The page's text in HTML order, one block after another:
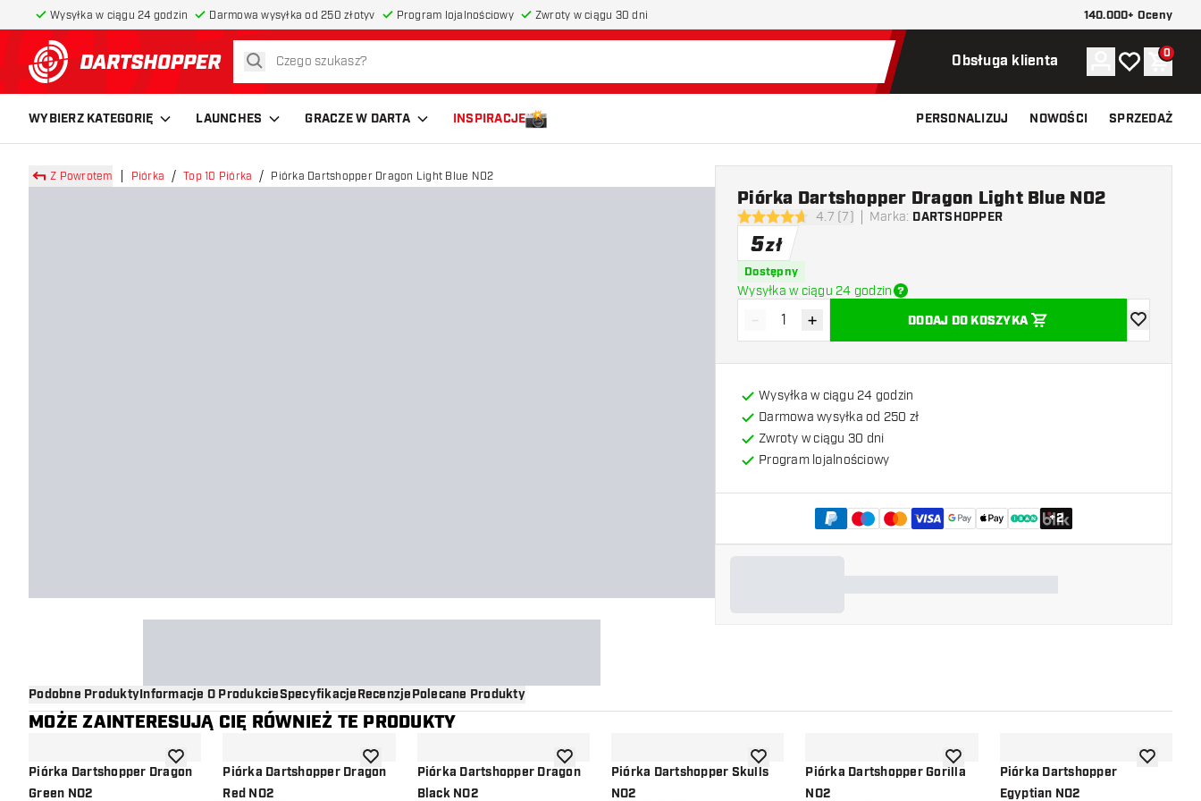
Wysyłka w ciągu 24 godzin Darmowa wysyłka od 250 złotyv Program lojalnościowy Zwroty w ciągu 30 dni 140.000+ Oceny
powrót do strony głównej
szukaj Obsługa klienta Konto
Moja listaKoszyk
0
WYBIERZ KATEGORIĘ LAUNCHES GRACZE W DARTA INSPIRACJE PERSONALIZUJ NOWOŚCI SPRZEDAŻ
Z Powrotem Piórka Top 10 Piórka Piórka Dartshopper Dragon Light Blue NO2
4.7 gwiazdki oceny
4.7 (7) Marka: DARTSHOPPER
Piórka Dartshopper Dragon Light Blue NO2
5zł
Dostępny
Wysyłka w ciągu 24 godzin
Zmniejsz ilość
- Zwiększ ilość
+ DODAJ DO KOSZYKA
dodaj do
Wysyłka w ciągu 24 godzin
Darmowa wysyłka od 250 zł
Zwroty w ciągu 30 dni
Program lojalnościowy
+2
Podobne ProduktyInformacje O ProdukcieSpecyfikacjeRecenzjePolecane Produkty
MOŻE ZAINTERESUJĄ CIĘ RÓWNIEŻ TE PRODUKTY
Piórka Dartshopper Dragon
Green NO2
dodaj do listy życzeńPiórka Dartshopper Dragon
Red NO2
dodaj do listy życzeńPiórka Dartshopper Dragon
Black NO2
dodaj do listy życzeńPiórka Dartshopper Skulls
NO2
dodaj do listy życzeńPiórka Dartshopper Gorilla
NO2
dodaj do listy życzeńPiórka Dartshopper
Egyptian NO2
dodaj do